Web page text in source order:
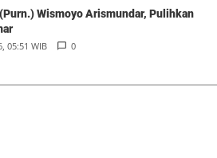
Wismoyo Arismundar, Pulihkan
05:51 WIB 0